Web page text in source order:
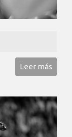
Leer más